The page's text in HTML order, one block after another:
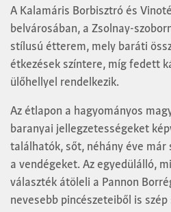
A Kalamáris Borbisztró és
belvárosában, a Zsolnay-
stílusú étterem, mely baráti
étkezések színtere, míg fedett
ülőhellyel rendelkezik.
Az étlapon a hagyományos
baranyai jellegzetességeket
találhatók, sőt, néhány éve
a vendégeket. Az egyedülálló,
választék átöleli a Pannon
nevesebb pincészeteiből is